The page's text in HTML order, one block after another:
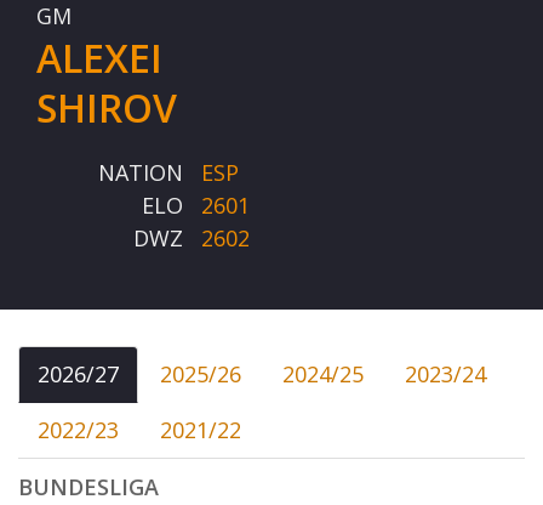
GM
ALEXEI
SHIROV
NATION
ESP
ELO
2601
DWZ
2602
2026/27 2025/26 2024/25
2023/24
2022/23
2021/22
BUNDESLIGA